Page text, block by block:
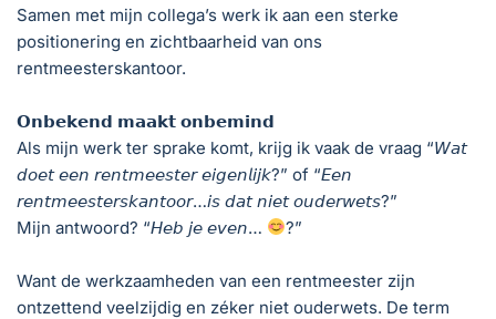
Samen met mijn collega’s werk ik aan een sterke
positionering en zichtbaarheid van ons
rentmeesterskantoor.
𝗢𝗻𝗯𝗲𝗸𝗲𝗻𝗱 𝗺𝗮𝗮𝗸𝘁 𝗼𝗻𝗯𝗲𝗺𝗶𝗻𝗱
Als mijn werk ter sprake komt, krijg ik vaak de vraag “𝘞𝘢𝘵
𝘥𝘰𝘦𝘵 𝘦𝘦𝘯 𝘳𝘦𝘯𝘵𝘮𝘦𝘦𝘴𝘵𝘦𝘳 𝘦𝘪𝘨𝘦𝘯𝘭𝘪𝘫𝘬?” of “𝘌𝘦𝘯
𝘳𝘦𝘯𝘵𝘮𝘦𝘦𝘴𝘵𝘦𝘳𝘴𝘬𝘢𝘯𝘵𝘰𝘰𝘳…𝘪𝘴 𝘥𝘢𝘵 𝘯𝘪𝘦𝘵 𝘰𝘶𝘥𝘦𝘳𝘸𝘦𝘵𝘴?”
Mijn antwoord? “𝘏𝘦𝘣 𝘫𝘦 𝘦𝘷𝘦𝘯…
?”
Want de werkzaamheden van een rentmeester zijn
ontzettend veelzijdig en zéker niet ouderwets. De term